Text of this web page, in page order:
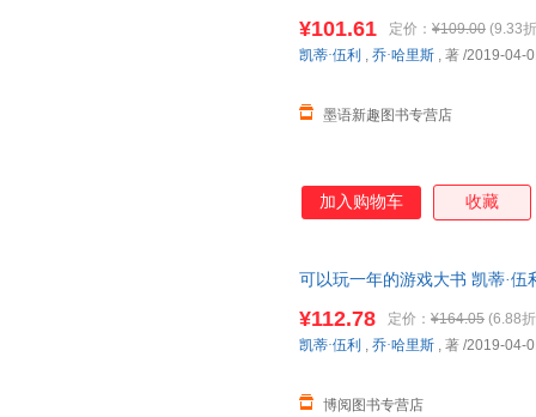
¥101.61 定价： ¥109.00 (9.33
墨语新趣图书专营店
凯蒂·伍利 , 乔·哈里斯 , 著 /2019-04-
加入购物车 收藏
可以玩一年的游戏大书 凯蒂·
¥112.78 定价： ¥164.05 (6.88
博阅图书专营店
凯蒂·伍利 , 乔·哈里斯 , 著 /2019-04-